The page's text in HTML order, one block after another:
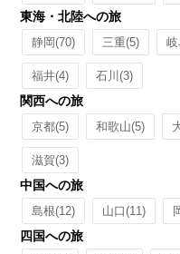
東海・北陸への旅
静岡(70) 三重(5)
福井(4) 石川(3)
関西への旅
京都(5) 和歌山(5)
滋賀(3)
中国への旅
島根(12) 山口(11)
四国への旅